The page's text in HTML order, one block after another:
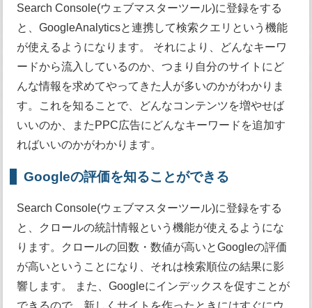
Search Console(ウェブマスターツール)に登録をする
と、GoogleAnalyticsと連携して検索クエリという機能
が使えるようになります。 それにより、どんなキーワ
ードから流入しているのか、つまり自分のサイトにど
んな情報を求めてやってきた人が多いのかがわかりま
す。これを知ることで、どんなコンテンツを増やせば
いいのか、またPPC広告にどんなキーワードを追加す
ればいいのかがわかります。
Googleの評価を知ることができる
Search Console(ウェブマスターツール)に登録をする
と、クロールの統計情報という機能が使えるようにな
ります。クロールの回数・数値が高いとGoogleの評価
が高いということになり、それは検索順位の結果に影
響します。 また、Googleにインデックスを促すことが
できるので、新しくサイトを作ったときにはすぐにウ